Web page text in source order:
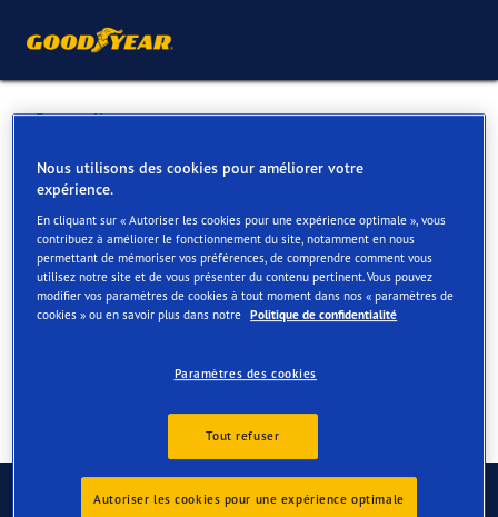
Retour liste
V & D MOTORS
Services disponibles en ligne et en magasin
Contact Services
Contactez-nous
Nous utilisons des cookies pour améliorer votre
expérience.
En cliquant sur « Autoriser les cookies pour une expérience optimale », vous
contribuez à améliorer le fonctionnement du site, notamment en nous
permettant de mémoriser vos préférences, de comprendre comment vous
utilisez notre site et de vous présenter du contenu pertinent. Vous pouvez
modifier vos paramètres de cookies à tout moment dans nos « paramètres de
cookies » ou en savoir plus dans notre Politique de confidentialité
Paramètres des cookies
Tout refuser
Autoriser les cookies pour une expérience optimale